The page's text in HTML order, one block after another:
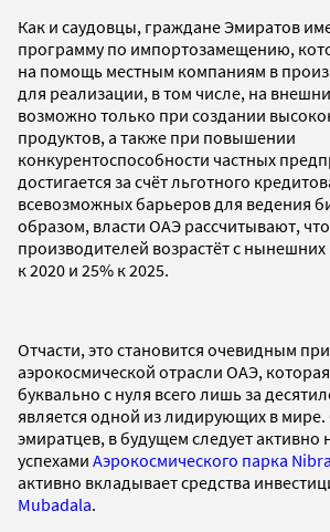
Как и саудовцы, граждане Эмиратов
программу по импортозамещению,
на помощь местным компаниям в
для реализации, в том числе, на
возможно только при создании
продуктов, а также при повышении
конкурентоспособности частных
достигается за счёт льготного
всевозможных барьеров для ведения
образом, власти ОАЭ рассчитывают,
производителей возрастёт с
к 2020 и 25% к 2025.
Отчасти, это становится очевидным
аэрокосмической отрасли ОАЭ,
буквально с нуля всего лишь за
является одной из лидирующих в мире.
эмиратцев, в будущем следует активно
успехами Аэрокосмического парка
активно вкладывает средства
Mubadala.